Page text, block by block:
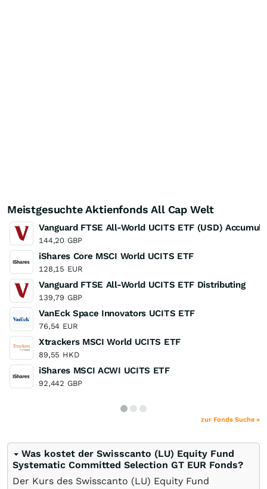
Meistgesuchte Aktienfonds All Cap Welt
Vanguard FTSE All-World UCITS ETF (USD)
144,20 GBP
iShares Core MSCI World UCITS ETF
128,15 EUR
Vanguard FTSE All-World UCITS ETF Distributing
139,79 GBP
VanEck Space Innovators UCITS ETF
76,54 EUR
Xtrackers MSCI World UCITS ETF
89,55 HKD
iShares MSCI ACWI UCITS ETF
92,442 GBP
zur Fonds Suche »
Was kostet der Swisscanto (LU) Equity Fund
Systematic Committed Selection GT EUR Fonds?
Der Kurs des Swisscanto (LU) Equity Fund